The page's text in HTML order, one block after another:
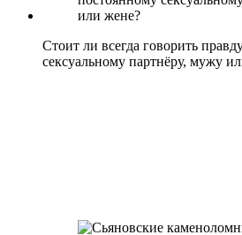
Стоит ли всегда говорить
сексуальному партнёру, мужу